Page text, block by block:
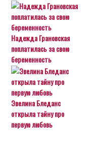
Надежда Грановская
поплатилась за свою
беременность
Эвелина Бледанс
открыла тайну про
первую любовь